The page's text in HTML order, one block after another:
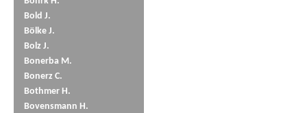
Bold J.
Bölke J.
Bolz J.
Bonerba M.
Bonerz C.
Bothmer H.
Bovensmann H.